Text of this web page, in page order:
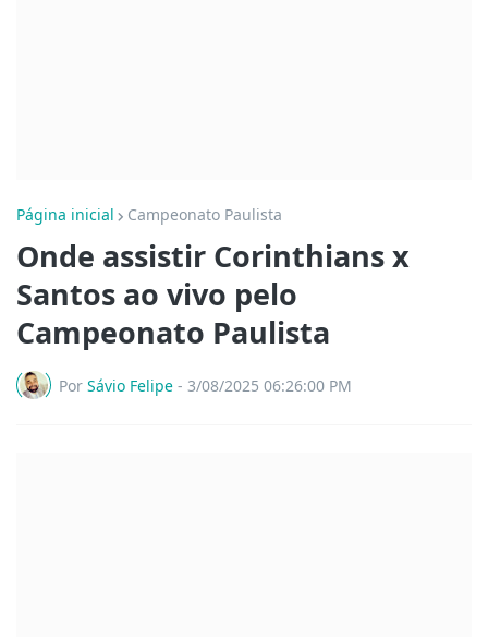
Página inicial Campeonato Paulista
Onde assistir Corinthians x
Santos ao vivo pelo
Campeonato Paulista
Por Sávio Felipe - 3/08/2025 06:26:00 PM